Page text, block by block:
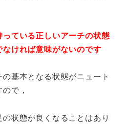
ている正しいアーチの状態
ければ意味がないのです
基本となる状態がニュート
で，
状態が良くなることはあり